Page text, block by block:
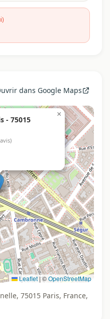
dans Google Maps
- 75015
×
Leaflet |©OpenStreetMap
75015 Paris, France,